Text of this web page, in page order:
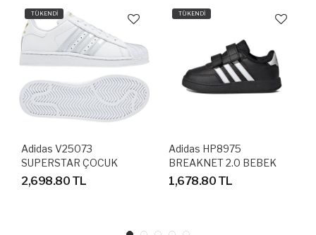
TÜKENDİ
Adidas V25073
SUPERSTAR ÇOCUK
AYAKKABI
2,698.80 TL
TÜKENDİ
Adidas HP8975
BREAKNET 2.0 BEBEK
SPOR AYAKKABI
1,678.80 TL